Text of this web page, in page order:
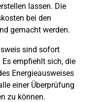
lassen. Die
bei den
gemacht werden.
sind sofort
empfiehlt sich, die
Energieausweises
einer Überprüfung
zu können.